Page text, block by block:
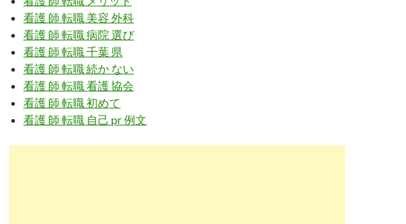
http://xn--n8jtc3e583sy8zaivzwcg.nagoya
看護師が転職に失敗した理由ワースト5。その傾向と対策 | 看護師辞め ...
http://nursenokimochi.com
看護師の転職で迷いを断ち切るためにはどうしたら良いの？
8 https://xn--cck6cuc119wz0htl0ap2jbl2a.com/nurse-change-job/nurse-job-
看護 師 転職 美容 外科
看護 師 転職 病院 選び
看護 師 転職 千葉 県
看護 師 転職 続か ない
看護 師 転職 看護 協会
看護 師 転職 初めて
看護 師 転職 自己 pr 例文